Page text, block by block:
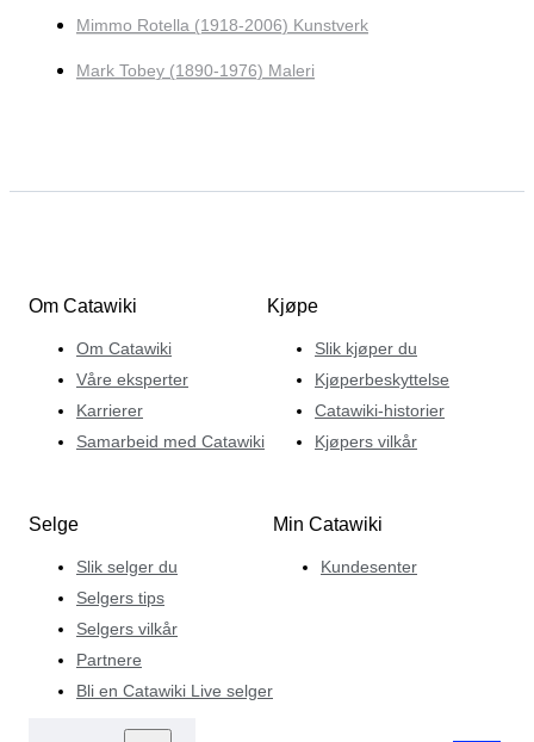
Mimmo Rotella (1918-2006) Kunstverk
Mark Tobey (1890-1976) Maleri
Om Catawiki
Om Catawiki
Våre eksperter
Karrierer
Samarbeid med Catawiki
Kjøpe
Slik kjøper du
Kjøperbeskyttelse
Catawiki-historier
Kjøpers vilkår
Selge
Slik selger du
Selgers tips
Selgers vilkår
Partnere
Bli en Catawiki Live selger
Min Catawiki
Kundesenter